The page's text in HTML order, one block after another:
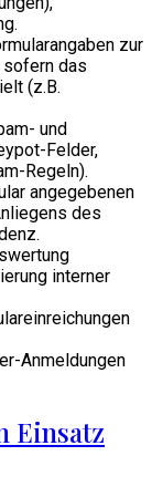
zur
sofern das
(z.B.
und
Felder,
Regeln).
angegebenen
des
interner
Anmeldungen
Einsatz